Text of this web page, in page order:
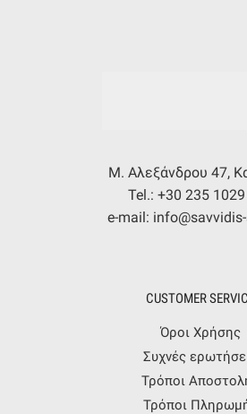
Μ. Αλεξάνδρου 47,
Tel.: +30 235
e-mail:
CUSTOMER
Όροι Χρήσης
Συχνές
Τρόποι
Τρόποι